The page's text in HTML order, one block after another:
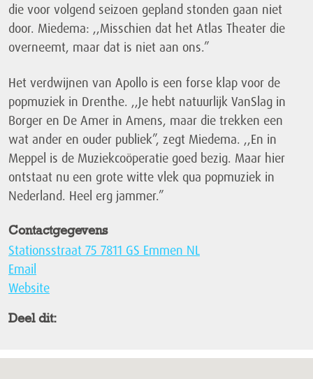
die voor volgend seizoen gepland stonden gaan niet
door. Miedema: ,,Misschien dat het Atlas Theater die
overneemt, maar dat is niet aan ons.”
Het verdwijnen van Apollo is een forse klap voor de
popmuziek in Drenthe. ,,Je hebt natuurlijk VanSlag in
Borger en De Amer in Amens, maar die trekken een
wat ander en ouder publiek”, zegt Miedema. ,,En in
Meppel is de Muziekcoöperatie goed bezig. Maar hier
ontstaat nu een grote witte vlek qua popmuziek in
Nederland. Heel erg jammer.”
Contactgegevens
Stationsstraat 75 7811 GS Emmen NL
Email
Website
Deel dit: